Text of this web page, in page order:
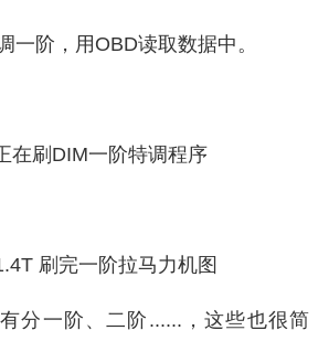
一阶，用OBD读取数据中。
在刷DIM一阶特调程序
刷完一阶拉马力机图
分一阶、二阶......，这些也很简